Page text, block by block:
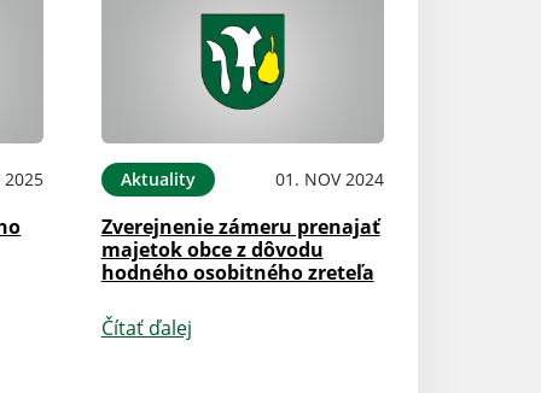
2025 Aktuality 01. NOV 2024
Zverejnenie zámeru prenajať
majetok obce z dôvodu
hodného osobitného zreteľa
Čítať ďalej